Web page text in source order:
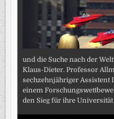
und die Suche nach der
Klaus-Dieter. Professor
sechzehnjähriger Assistent
einem
den Sieg für ihre Universität